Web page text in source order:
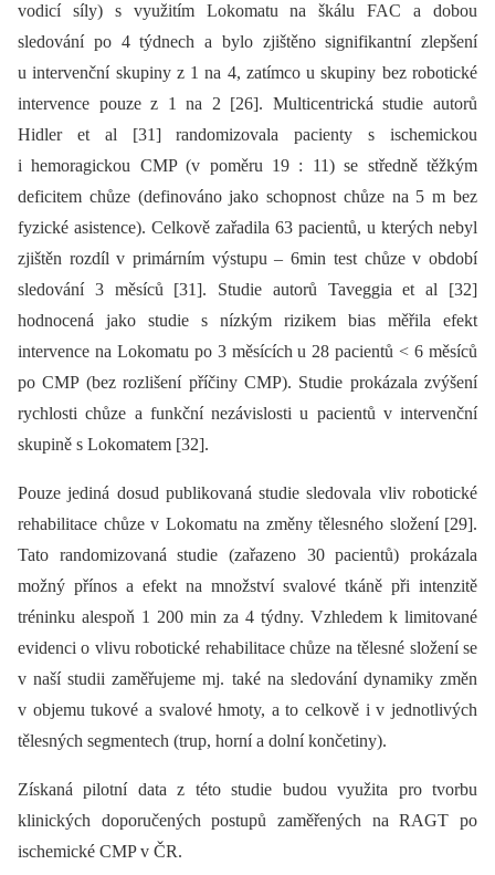
vodicí síly) s využitím Lokomatu na škálu FAC a dobou
sledování po 4 týdnech a bylo zjištěno signifikantní zlepšení
u intervenční skupiny z 1 na 4, zatímco u skupiny bez robotické
intervence pouze z 1 na 2 [26]. Multicentrická studie autorů
Hidler et al [31] randomizovala pacienty s ischemickou
i hemoragickou CMP (v poměru 19 : 11) se středně těžkým
deficitem chůze (definováno jako schopnost chůze na 5 m bez
fyzické asistence). Celkově zařadila 63 pacientů, u kterých nebyl
zjištěn rozdíl v primárním výstupu –⁠ 6min test chůze v období
sledování 3 měsíců [31]. Studie autorů Taveggia et al [32]
hodnocená jako studie s nízkým rizikem bias měřila efekt
intervence na Lokomatu po 3 měsících u 28 pacientů < 6 měsíců
po CMP (bez rozlišení příčiny CMP). Studie prokázala zvýšení
rychlosti chůze a funkční nezávislosti u pacientů v intervenční
skupině s Lokomatem [32].
Pouze jediná dosud publikovaná studie sledovala vliv robotické
rehabilitace chůze v Lokomatu na změny tělesného složení [29].
Tato randomizovaná studie (zařazeno 30 pacientů) prokázala
možný přínos a efekt na množství svalové tkáně při intenzitě
tréninku alespoň 1 200 min za 4 týdny. Vzhledem k limitované
evidenci o vlivu robotické rehabilitace chůze na tělesné složení se
v naší studii zaměřujeme mj. také na sledování dynamiky změn
v objemu tukové a svalové hmoty, a to celkově i v jednotlivých
tělesných segmentech (trup, horní a dolní končetiny).
Získaná pilotní data z této studie budou využita pro tvorbu
klinických doporučených postupů zaměřených na RAGT po
ischemické CMP v ČR.